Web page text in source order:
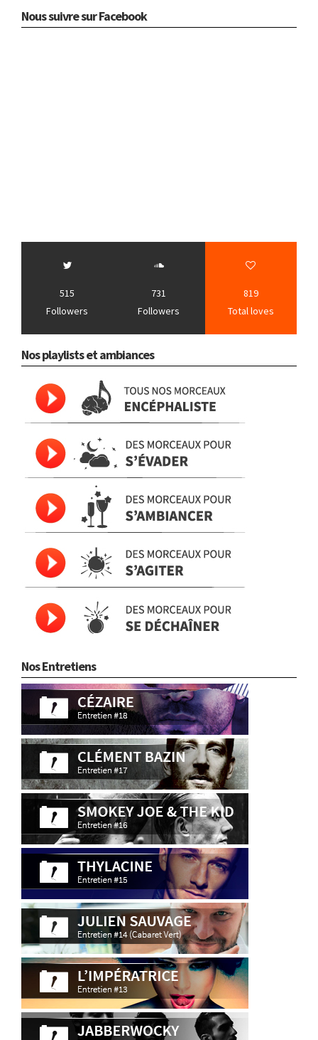
Nous suivre sur Facebook
515
Followers
731
Followers
819
Total loves
Nos playlists et ambiances
Nos Entretiens